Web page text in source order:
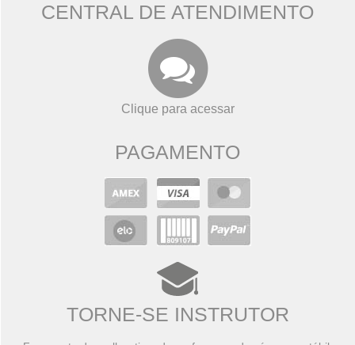
CENTRAL DE ATENDIMENTO
Clique para acessar
PAGAMENTO
TORNE-SE INSTRUTOR